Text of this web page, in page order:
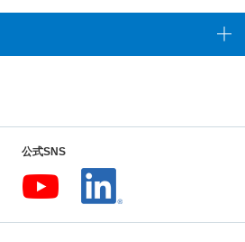
公式SNS